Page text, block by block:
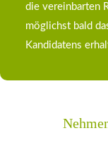
die vereinbarten
möglichst bald
Kandidatens